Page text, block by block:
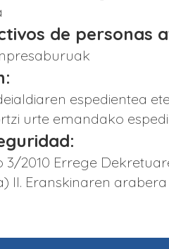
de personas
espedientea
urte emandako
2010 Errege
II. Eranskinaren